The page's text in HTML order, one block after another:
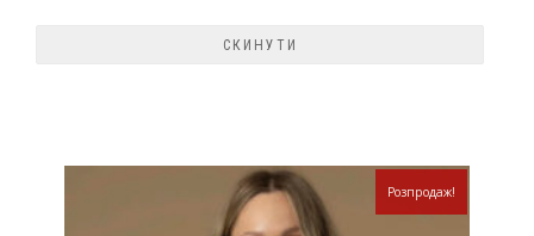
Розпродаж!